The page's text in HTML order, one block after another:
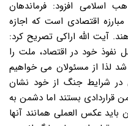
اسلامی افزود: فرماندهان
مبارزه اقتصادی است که اجازه
آیت الله اراکی تصریح کرد:
نفوذ خود در اقتصاد، ملت را
لذا از مسئولان می خواهیم
شرایط جنگ از خود نشان
قراردادی بستند اما دشمن به
باید عکس العملی همانند آنها